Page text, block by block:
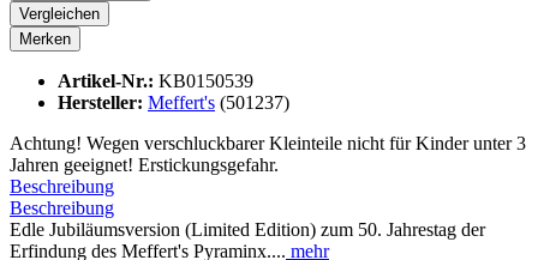
Vergleichen
Merken
Artikel-Nr.: KB0150539
Hersteller: Meffert's (501237)
Achtung! Wegen verschluckbarer Kleinteile nicht für Kinder unter 3
Jahren geeignet! Erstickungsgefahr.
Beschreibung
Beschreibung
Edle Jubiläumsversion (Limited Edition) zum 50. Jahrestag der
Erfindung des Meffert's Pyraminx.... mehr